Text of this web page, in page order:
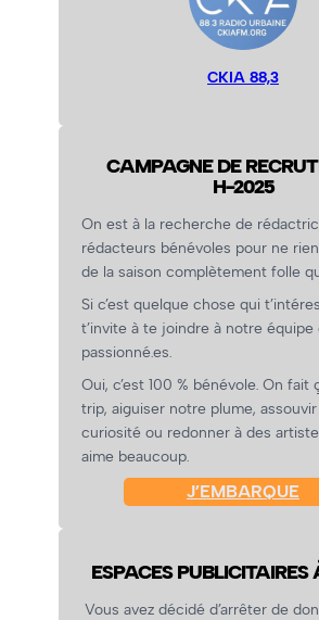
CKIA 88,3
CAMPAGNE DE
H-2025
On est à la recherche de
rédacteurs bénévoles pour ne
de la saison complètement folle
Si c’est quelque chose qui
t’invite à te joindre à notre équipe
passionné.es.
Oui, c’est 100 % bénévole. On fait
trip, aiguiser notre plume,
curiosité ou redonner à des
aime beaucoup.
J’EMBARQUE
ESPACES PUBLICITAIRES
Vous avez décidé d’arrêter de